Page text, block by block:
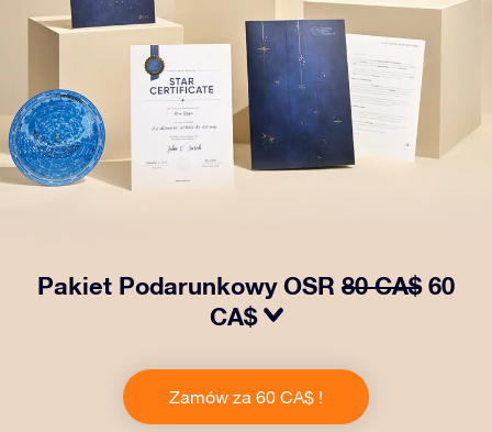
Pakiet Podarunkowy OSR 80 CA$ 60
CA$
naszemu OSR Gift Pack! Ten zestaw obejmuje piękną
kopertę i spersonalizowane dokumenty wysłane na
wybrany adres, a także dokumenty cyfrowe i bezpłatny
Zamów za 60 CA$ !